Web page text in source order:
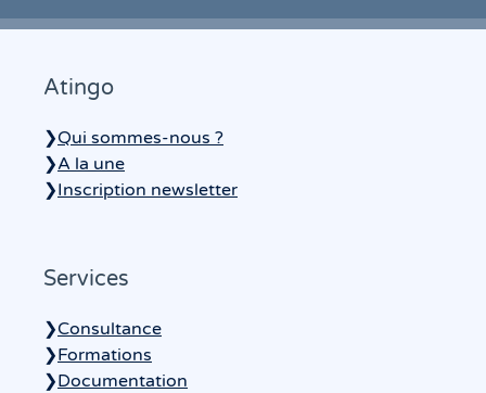
Atingo
❯Qui sommes-nous ?
❯A la une
❯Inscription newsletter
Services
❯Consultance
❯Formations
❯Documentation